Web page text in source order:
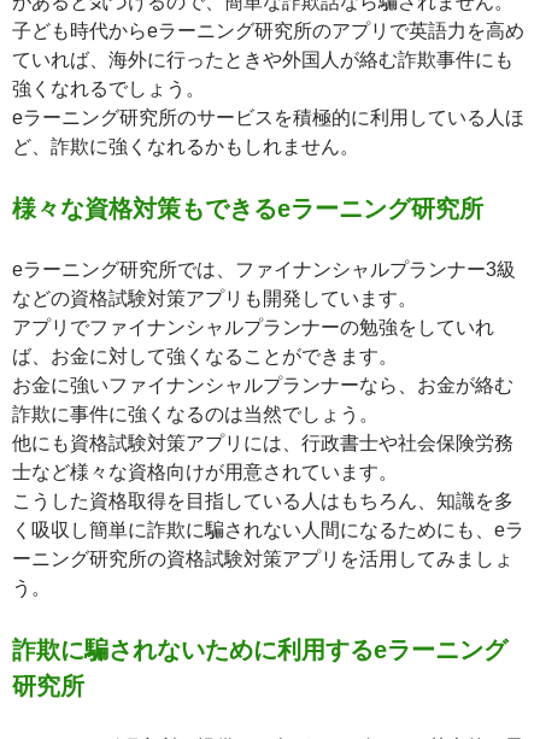
子ども時代からeラーニング研究所のアプリで英語力を高め
ていれば、海外に行ったときや外国人が絡む詐欺事件にも
強くなれるでしょう。
eラーニング研究所のサービスを積極的に利用している人ほ
ど、詐欺に強くなれるかもしれません。
様々な資格対策もできるeラーニング研究所
eラーニング研究所では、ファイナンシャルプランナー3級
などの資格試験対策アプリも開発しています。
アプリでファイナンシャルプランナーの勉強をしていれ
ば、お金に対して強くなることができます。
お金に強いファイナンシャルプランナーなら、お金が絡む
詐欺に事件に強くなるのは当然でしょう。
他にも資格試験対策アプリには、行政書士や社会保険労務
士など様々な資格向けが用意されています。
こうした資格取得を目指している人はもちろん、知識を多
く吸収し簡単に詐欺に騙されない人間になるためにも、eラ
ーニング研究所の資格試験対策アプリを活用してみましょ
う。
詐欺に騙されないために利用するeラーニング
研究所